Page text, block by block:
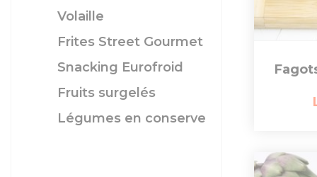
Volaille
Frites Street Gourmet
Snacking Eurofroid
Fruits surgelés
Légumes en conserve